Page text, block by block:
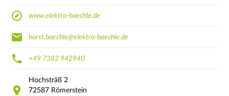
www.elektro-baechle.de
horst.baechle@elektro-baechle.de
+49 7382 942940
Hochsträß 2
72587 Römerstein